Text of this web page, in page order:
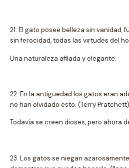
21. El gato posee belleza sin vanidad,
sin ferocidad, todas las virtudes del
Una naturaleza afilada y elegante.
22. En la antigüedad los gatos eran
no han olvidado esto. (Terry Pratchett)
Todavía se creen dioses, pero ahora
23. Los gatos se niegan